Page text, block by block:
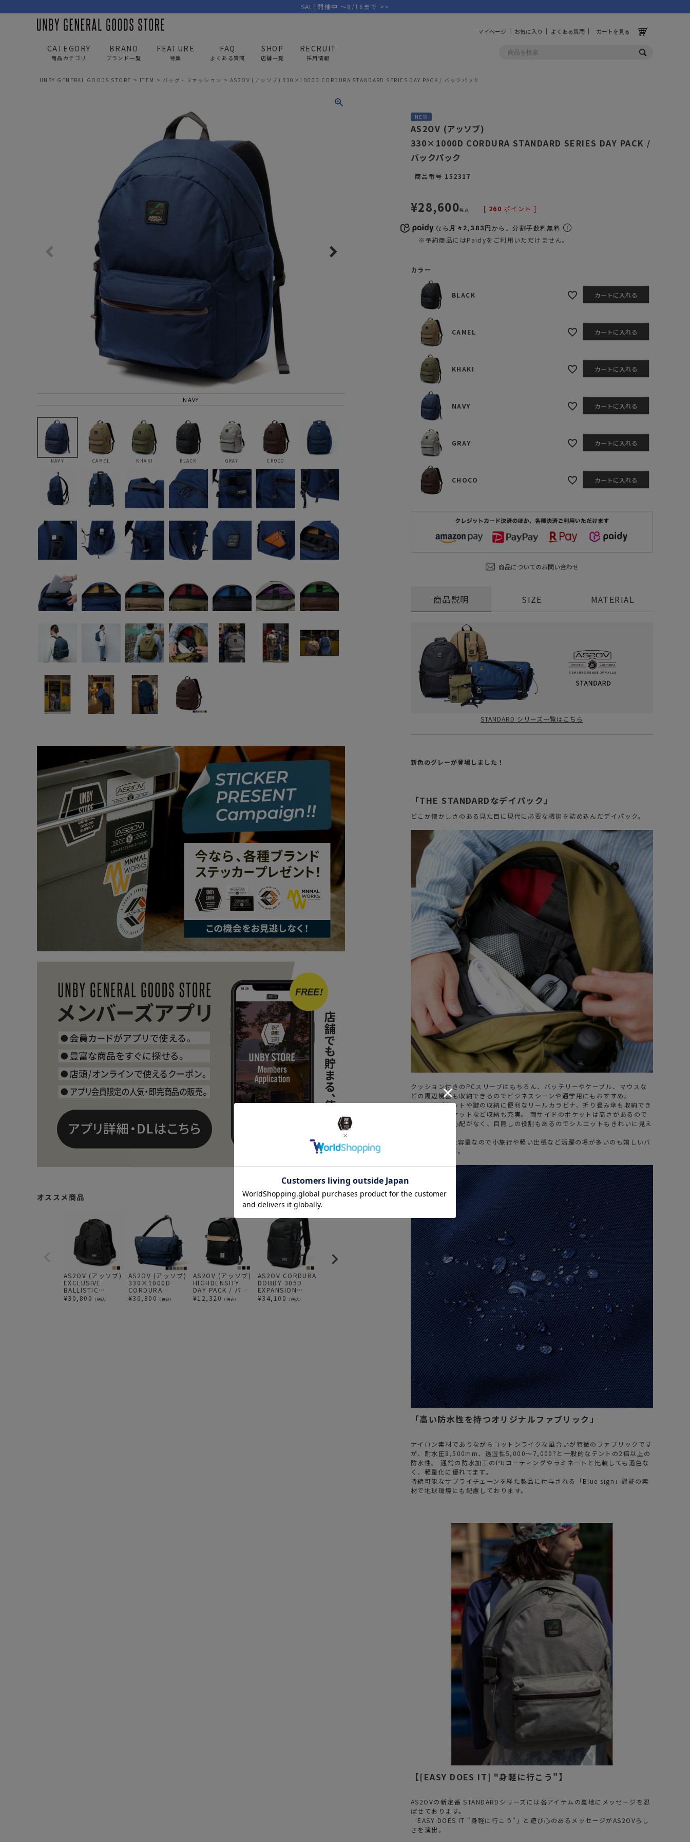
CATEGORY
商品カテゴリ
ショルダー/サコッシュ
トートバッグ/ボストン
ポーチ・クラッチ
パンツ
サングラス/メガネ
フィールドギア
ウェア/アパレル
ステーショナリー
ステッカー
その他/ホビー
BRAND
ブランド一覧
PICK UP BRAND
AS2OV GOLF CABINZERO
FEATURE
特集
FAQ
よくある質問
SHOP
店舗一覧
RECRUIT
採用情報
マイページ お気に入り よくある質問 カートを見る
SALE開催中 ～8/16まで >>
UNBY GENERAL GOODS STORE ITEM バッグ・ファッション AS2OV (アッソブ) 330×1000D CORDURA STANDARD SERIES DAY PACK / バックパック
NAVY
NAVY CAMEL KHAKI BLACK GRAY CHOCO
オススメ商品
AS2OV (アッソブ)
EXCLUSIVE
BALLISTIC
2POCKET
DAYPACK / 2ポケ
¥30,800 （税込）
AS2OV (アッソブ)
330×1000D
CORDURA
STANDARD
SERIES
¥30,800 （税込）
AS2OV (アッソブ)
HIGHDENSITY
DAY PACK / バッ
クパック
¥12,320 （税込）
AS2OV CORDURA
DOBBY 305D
EXPANSION
DAYPACK / デイパ
ック
¥34,100 （税込）
AS2OV CORDURA
DOBBY 305D DAY
PACK KHAKI / バ
ックパック
34,100（税込）
AS2OV (アッソブ)
330×1000D
CORDURA
STANDARD
SERIES TOTE
SHOULDER S / ト
ートショルダー S
サイズ
¥24,200（税込）
AS2OV (アッソブ)
EPIC SERIES DAY
PACK / デイパック
¥24,200（税込）
NEW
AS2OV (アッソブ)
330×1000D CORDURA STANDARD SERIES DAY PACK /
バックパック
商品番号 152317
¥28,600税込 [ 260 ポイント ]
なら 月々2,383円 から。分割手数料無料
※予約商品にはPaidyをご利用いただけません。
カラー
BLACK カートに入れる
CAMEL カートに入れる
KHAKI カートに入れる
NAVY カートに入れる
GRAY カートに入れる
CHOCO カートに入れる
商品についてのお問い合わせ
商品説明
STANDARD シリーズ一覧はこちら
新色のグレーが登場しました！
「THE STANDARDなデイパック」
どこか懐かしさのある見た目に現代に必要な機能を詰め込んだデイパック。
クッション付きのPCスリーブはもちろん、バッテリーやケーブル、マウスな
どの周辺機器も収納できるのでビジネスシーンや通学用にもおすすめ。
ドリンクポケットや鍵の収納に便利なリールカラビナ、折り畳み傘も収納でき
るフラップポケットなど収納も充実。 両サイドのポケットは高さがあるので
荷物を落とす心配がなく、目隠しの役割もあるのでシルエットもきれいに見え
容量も30Lと大容量なので小旅行や軽い出張など活躍の場が多いのも嬉しいバ
ックパックです。
「高い防水性を持つオリジナルファブリック」
ナイロン素材でありながらコットンライクな風合いが特徴のファブリックです
が、耐水圧8,500mm、透湿性5,000～7,000?と一般的なテントの2倍以上の
防水性。 通常の防水加工のPUコーティングやラミネートと比較しても遜色な
く、軽量化に優れてます。
持続可能なサプライチェーンを経た製品に付与される「Blue sign」認証の素
材で地球環境にも配慮しております。
【[EASY DOES IT] "身軽に行こう"】
AS2OVの新定番 STANDARDシリーズには各アイテムの裏地にメッセージを忍
ばせております。
「EASY DOES IT "身軽に行こう"」と遊び心のあるメッセージがAS2OVらし
さを演出。
SIZE MATERIAL